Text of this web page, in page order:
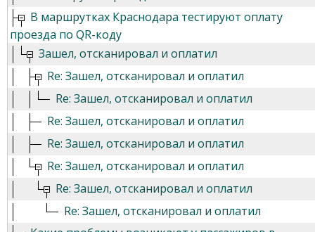
В маршрутках Краснодара тестируют оплату
проезда по QR-коду
Зашел, отсканировал и оплатил
Re: Зашел, отсканировал и оплатил
Re: Зашел, отсканировал и оплатил
Re: Зашел, отсканировал и оплатил
Re: Зашел, отсканировал и оплатил
Re: Зашел, отсканировал и оплатил
Re: Зашел, отсканировал и оплатил
Re: Зашел, отсканировал и оплатил